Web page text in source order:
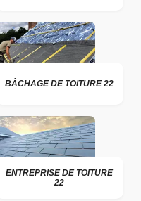
BÂCHAGE DE TOITURE 22
ENTREPRISE DE TOITURE
22